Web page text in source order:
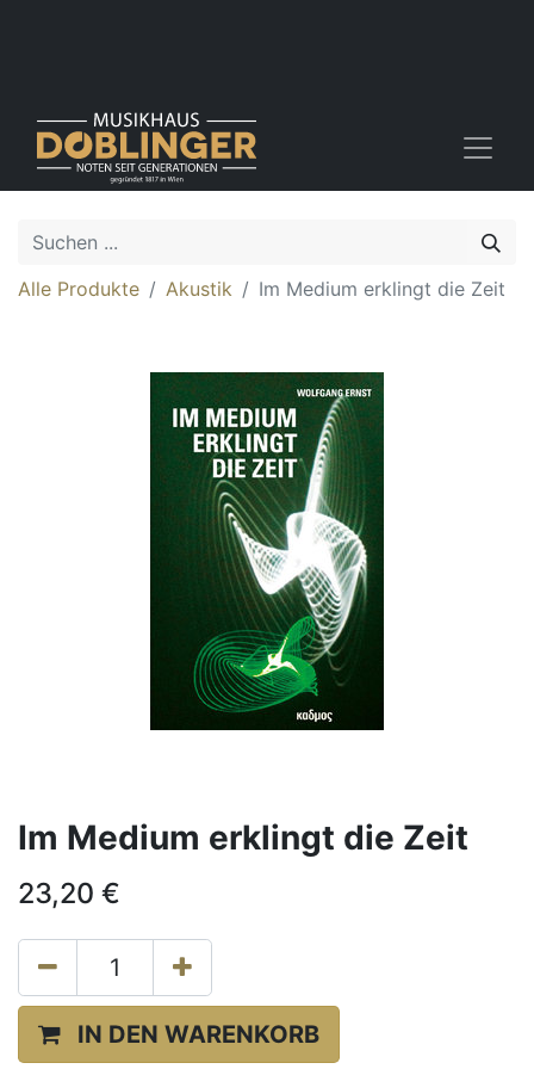
Alle Produkte Akustik Im Medium erklingt die Zeit
Im Medium erklingt die Zeit
23,20 €
IN DEN WARENKORB